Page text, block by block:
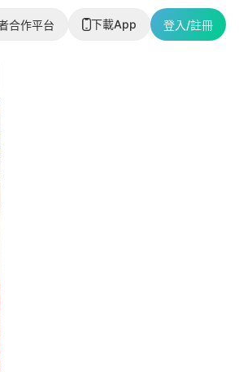
合作平台 下載App 登入/註冊